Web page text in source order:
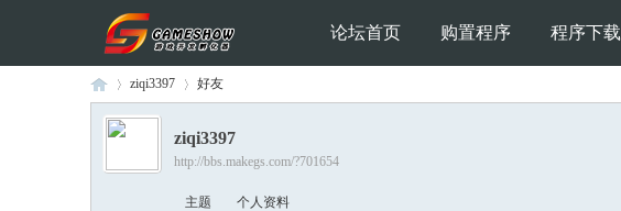
论坛首页 购置程序 程序下载
›
ziqi3397 好友
ziqi3397
http://bbs.makegs.com/?701654
主题 个人资料